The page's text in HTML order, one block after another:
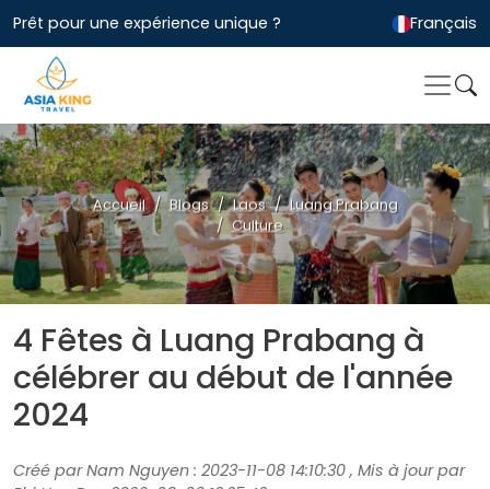
Prêt pour une expérience unique ? Français
Accueil Blogs Laos
Luang Prabang
Culture
4 Fêtes à Luang Prabang à
célébrer au début de l'année
2024
Créé par Nam Nguyen : 2023-11-08 14:10:30 , Mis à jour par